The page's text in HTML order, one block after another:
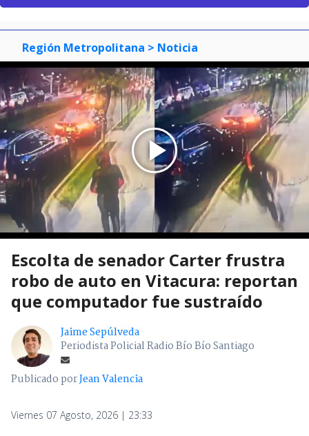
Región Metropolitana > Noticia
Escolta de senador Carter frustra
robo de auto en Vitacura: reportan
que computador fue sustraído
Jaime Sepúlveda
Periodista Policial Radio Bío Bío Santiago
Publicado porJean Valencia
Viernes 07 Agosto, 2026 | 23:33